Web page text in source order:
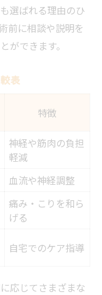
選ばれる理由のひ
前に相談や説明を
ができます。
表
特徴
神経や筋肉の負担
軽減
血流や神経調整
痛み・こりを和ら
げる
自宅でのケア指導
応じてさまざまな